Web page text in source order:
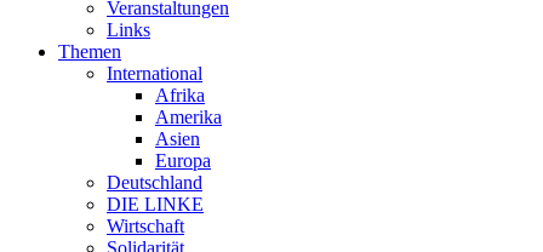
Veranstaltungen
Links
Themen
International
Afrika
Amerika
Asien
Europa
Deutschland
DIE LINKE
Wirtschaft
Solidarität